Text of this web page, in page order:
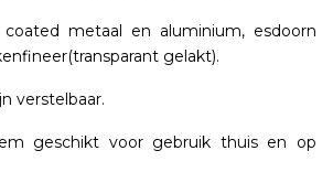
coated metaal en aluminium, esdoorn
gelakt).
verstelbaar.
geschikt voor gebruik thuis en op